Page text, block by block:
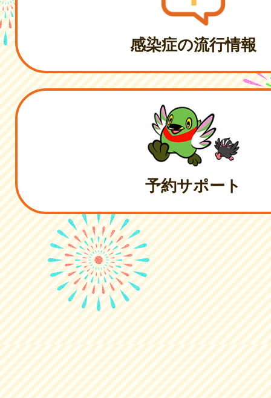
感染症の流行情報
予約サポート